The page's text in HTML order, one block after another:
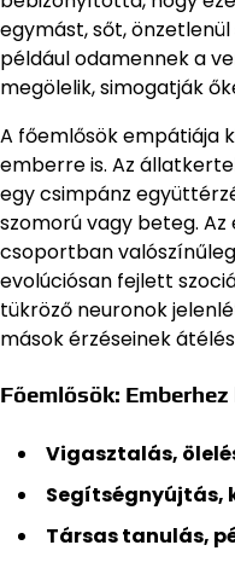
egymást, sőt,
például odamennek a
megölelik, simogatják
A főemlősök empátiája
emberre is. Az
egy csimpánz
szomorú vagy beteg.
csoportban
evolúciósan fejlett
tükröző neuronok
mások érzéseinek
Főemlősök:
Vigasztalás,
Segítségnyújtás,
Társas tanulás,